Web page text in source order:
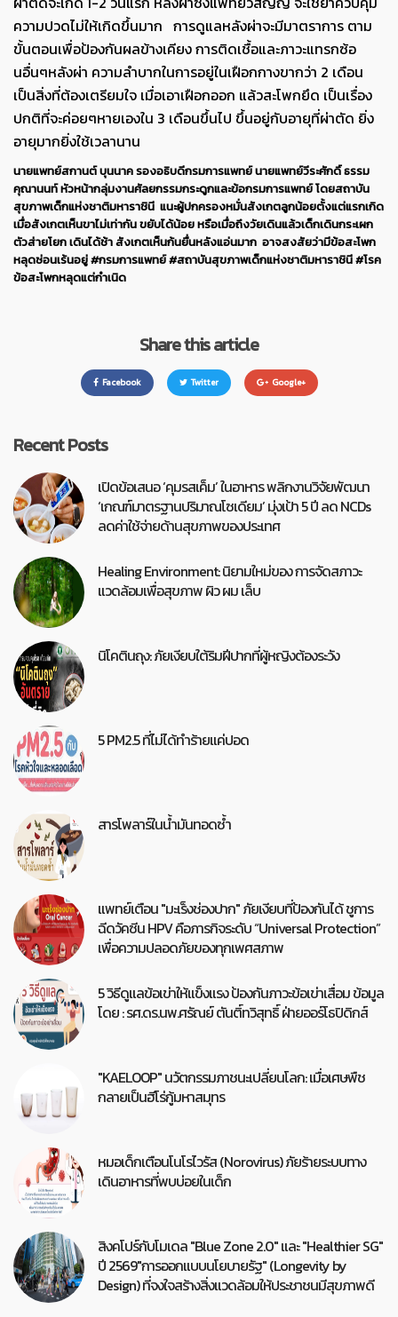
ความปวดไม่ให้เกิดขึ้นมาก การดูแลหลังผ่าจะมีมาตราการ ตาม
ขั้นตอนเพื่อป้องกันผลข้างเคียง การติดเชื้อและภาวะแทรกซ้อ
นอื่นๆหลังผ่า ความลำบากในการอยู่ในเฝือกกางขากว่า 2 เดือน
เป็นสิ่งที่ต้องเตรียมใจ เมื่อเอาเฝือกออก แล้วสะโพกยึด เป็นเรื่อง
ปกติที่จะค่อยๆหายเองใน 3 เดือนขึ้นไป ขึ้นอยู่กับอายุที่ผ่าตัด ยิ่ง
อายุมากยิ่งใช้เวลานาน
นายแพทย์สกานต์ บุนนาค รองอธิบดีกรมการแพทย์ นายแพทย์วีระศักดิ์ ธรรม
คุณานนท์ หัวหน้ากลุ่มงานศัลยกรรมกระดูกและข้อกรมการแพทย์ โดยสถาบัน
สุขภาพเด็กแห่งชาติมหาราชินี แนะผู้ปกครองหมั่นสังเกตลูกน้อยตั้งแต่แรกเกิด
เมื่อสังเกตเห็นขาไม่เท่ากัน ขยับได้น้อย หรือเมื่อถึงวัยเดินแล้วเด็กเดินกระเผก
ตัวส่ายโยก เดินได้ช้า สังเกตเห็นก้นยื่นหลังแอ่นมาก อาจสงสัยว่ามีข้อสะโพก
หลุดซ่อนเร้นอยู่ #กรมการแพทย์ #สถาบันสุขภาพเด็กแห่งชาติมหาราชินี #โรค
ข้อสะโพกหลุดแต่กำเนิด
Share this article
Facebook Twitter Google+
Recent Posts
เปิดข้อเสนอ ‘คุมรสเค็ม’ ในอาหาร พลิกงานวิจัยพัฒนา
‘เกณฑ์มาตรฐานปริมาณโซเดียม’ มุ่งเป้า 5 ปี ลด NCDs
ลดค่าใช้จ่ายด้านสุขภาพของประเทศ
Healing Environment: นิยามใหม่ของ การจัดสภาวะ
แวดล้อมเพื่อสุขภาพ ผิว ผม เล็บ
นิโคตินถุง: ภัยเงียบใต้ริมฝีปากที่ผู้หญิงต้องระวัง
5 PM2.5 ที่ไม่ได้ทำร้ายแค่ปอด
สารโพลาร์ในน้ำมันทอดซ้ำ
แพทย์เตือน "มะเร็งช่องปาก" ภัยเงียบที่ป้องกันได้ ชูการ
ฉีดวัคซีน HPV คือภารกิจระดับ “Universal Protection”
เพื่อความปลอดภัยของทุกเพศสภาพ
5 วิธีดูแลข้อเข่าให้แข็งแรง ป้องกันภาวะข้อเข่าเสื่อม ข้อมูล
โดย : รศ.ดร.นพ.ศรัณย์ ตันติ์ทวิสุทธิ์ ฝ่ายออร์โธปิดิกส์
"KAELOOP" นวัตกรรมภาชนะเปลี่ยนโลก: เมื่อเศษพืช
กลายเป็นฮีโร่กู้มหาสมุทร
หมอเด็กเตือนโนโรไวรัส (Norovirus) ภัยร้ายระบบทาง
เดินอาหารที่พบบ่อยในเด็ก
สิงคโปร์กับโมเดล "Blue Zone 2.0" และ "Healthier SG"
ปี 2569"การออกแบบนโยบายรัฐ" (Longevity by
Design) ที่จงใจสร้างสิ่งแวดล้อมให้ประชาชนมีสุขภาพดี